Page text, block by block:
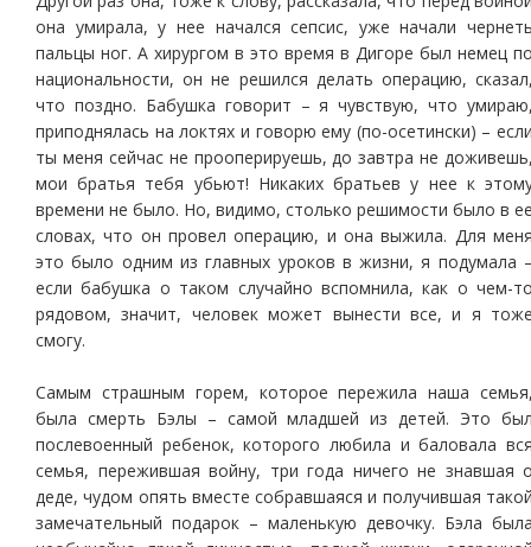
она умирала, у нее начался сепсис, уже начали
пальцы ног. А хирургом в это время в Дигоре был немец
национальности, он не решился делать операцию,
что поздно. Бабушка говорит – я чувствую, что
приподнялась на локтях и говорю ему (по-осетински) –
ты меня сейчас не прооперируешь, до завтра не
мои братья тебя убьют! Никаких братьев у нее к
времени не было. Но, видимо, столько решимости было в
словах, что он провел операцию, и она выжила. Для
это было одним из главных уроков в жизни, я подумала
если бабушка о таком случайно вспомнила, как о чем-
рядовом, значит, человек может вынести все, и я
смогу.
Самым страшным горем, которое пережила наша
была смерть Бэлы – самой младшей из детей. Это
послевоенный ребенок, которого любила и баловала
семья, пережившая войну, три года ничего не знавшая
деде, чудом опять вместе собравшаяся и получившая
замечательный подарок – маленькую девочку. Бэла